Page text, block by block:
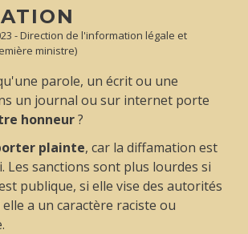
- Direction de l'information légale et
ministre)
parole, un écrit ou une
un journal ou sur internet porte
honneur?
plainte, car la diffamation est
Les sanctions sont plus lourdes si
publique, si elle vise des autorités
a un caractère raciste ou